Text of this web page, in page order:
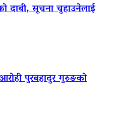
दाबी, सूचना चुहाउनेलाई
पुरबहादुर गुरुङको